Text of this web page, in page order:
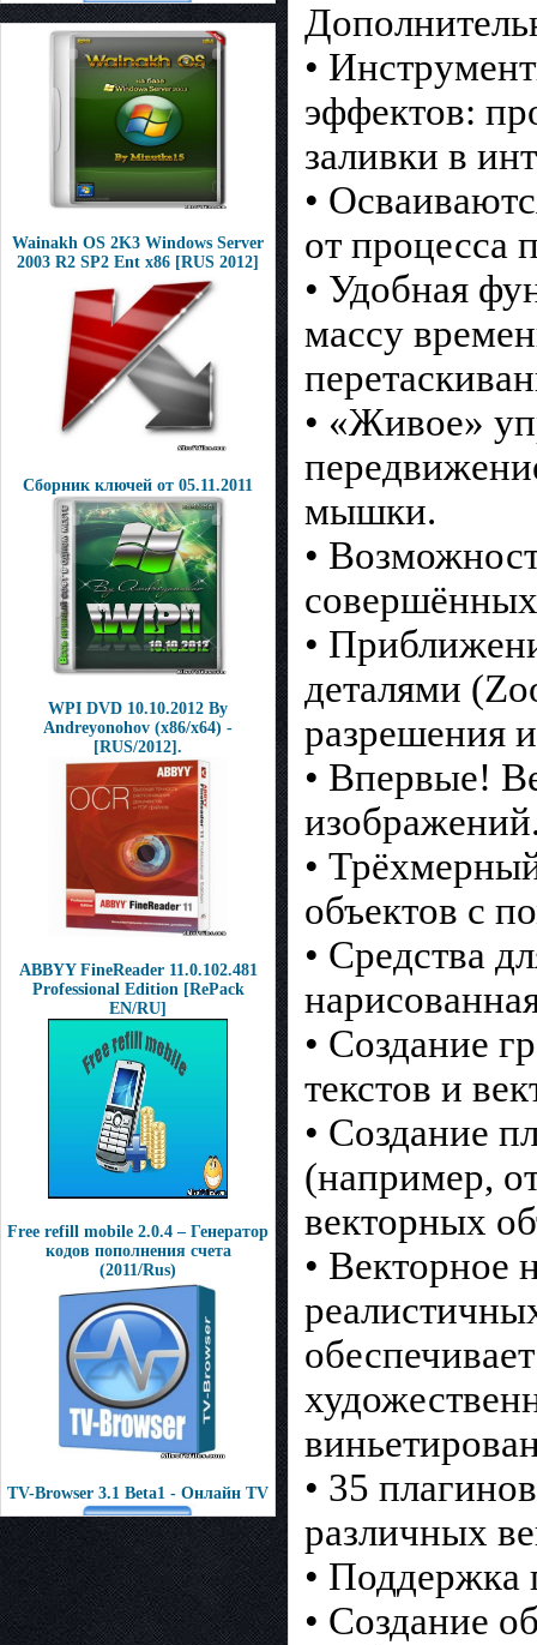
Wainakh OS 2K3 Windows Server
2003 R2 SP2 Ent x86 [RUS 2012]
Сборник ключей от 05.11.2011
WPI DVD 10.10.2012 By
Andreyonohov (x86/x64) -
[RUS/2012].
ABBYY FineReader 11.0.102.481
Professional Edition [RePack
EN/RU]
Free refill mobile 2.0.4 – Генератор
кодов пополнения счета
(2011/Rus)
TV-Browser 3.1 Beta1 - Онлайн TV
•
эффектов:
заливки в
•
от процесса
• Удобная
массу
• «Живое»
мышки.
•
•
деталями
разрешения
• Впервые!
•
объектов с
• Средства
• Создание
текстов и
• Создание
(например,
векторных
• Векторное
• 35
различных
• Поддержка
• Создание